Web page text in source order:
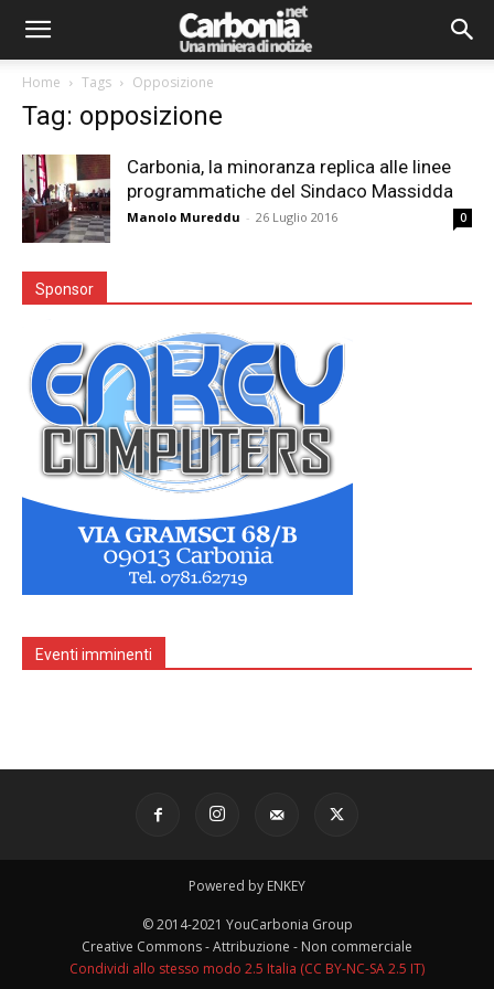
Home Tags Opposizione
Tag: opposizione
Carbonia, la minoranza replica alle linee
programmatiche del Sindaco Massidda
Manolo Mureddu - 26 Luglio 2016 0
Sponsor
Eventi imminenti
Powered by ENKEY
© 2014-2021 YouCarbonia Group
Creative Commons - Attribuzione - Non commerciale
Condividi allo stesso modo 2.5 Italia (CC BY-NC-SA 2.5 IT)